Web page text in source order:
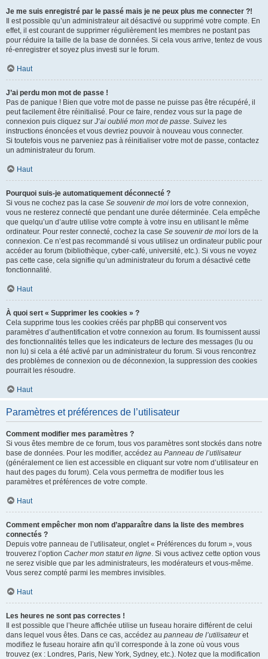
Je me suis enregistré par le passé mais je ne peux plus me connecter ?!
Il est possible qu’un administrateur ait désactivé ou supprimé votre compte. En
effet, il est courant de supprimer régulièrement les membres ne postant pas
pour réduire la taille de la base de données. Si cela vous arrive, tentez de vous
ré-enregistrer et soyez plus investi sur le forum.
Haut
J’ai perdu mon mot de passe !
Pas de panique ! Bien que votre mot de passe ne puisse pas être récupéré, il
peut facilement être réinitialisé. Pour ce faire, rendez vous sur la page de
connexion puis cliquez sur J’ai oublié mon mot de passe. Suivez les
instructions énoncées et vous devriez pouvoir à nouveau vous connecter.
Si toutefois vous ne parveniez pas à réinitialiser votre mot de passe, contactez
un administrateur du forum.
Haut
Pourquoi suis-je automatiquement déconnecté ?
Si vous ne cochez pas la case Se souvenir de moi lors de votre connexion,
vous ne resterez connecté que pendant une durée déterminée. Cela empêche
que quelqu’un d’autre utilise votre compte à votre insu en utilisant le même
ordinateur. Pour rester connecté, cochez la case Se souvenir de moi lors de la
connexion. Ce n’est pas recommandé si vous utilisez un ordinateur public pour
accéder au forum (bibliothèque, cyber-café, université, etc.). Si vous ne voyez
pas cette case, cela signifie qu’un administrateur du forum a désactivé cette
fonctionnalité.
Haut
À quoi sert « Supprimer les cookies » ?
Cela supprime tous les cookies créés par phpBB qui conservent vos
paramètres d’authentification et votre connexion au forum. Ils fournissent aussi
des fonctionnalités telles que les indicateurs de lecture des messages (lu ou
non lu) si cela a été activé par un administrateur du forum. Si vous rencontrez
des problèmes de connexion ou de déconnexion, la suppression des cookies
pourrait les résoudre.
Haut
Paramètres et préférences de l’utilisateur
Comment modifier mes paramètres ?
Si vous êtes membre de ce forum, tous vos paramètres sont stockés dans notre
base de données. Pour les modifier, accédez au Panneau de l’utilisateur
(généralement ce lien est accessible en cliquant sur votre nom d’utilisateur en
haut des pages du forum). Cela vous permettra de modifier tous les
paramètres et préférences de votre compte.
Haut
Comment empêcher mon nom d’apparaître dans la liste des membres
connectés ?
Depuis votre panneau de l’utilisateur, onglet « Préférences du forum », vous
trouverez l’option Cacher mon statut en ligne. Si vous activez cette option vous
ne serez visible que par les administrateurs, les modérateurs et vous-même.
Vous serez compté parmi les membres invisibles.
Haut
Les heures ne sont pas correctes !
Il est possible que l’heure affichée utilise un fuseau horaire différent de celui
dans lequel vous êtes. Dans ce cas, accédez au panneau de l’utilisateuret
modifiez le fuseau horaire afin qu’il corresponde à la zone où vous vous
trouvez (ex : Londres, Paris, New York, Sydney, etc.). Notez que la modification